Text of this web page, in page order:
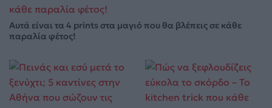
Αυτά είναι τα 4 prints στα μαγιό που θα βλέπεις σε κάθε
παραλία φέτος!